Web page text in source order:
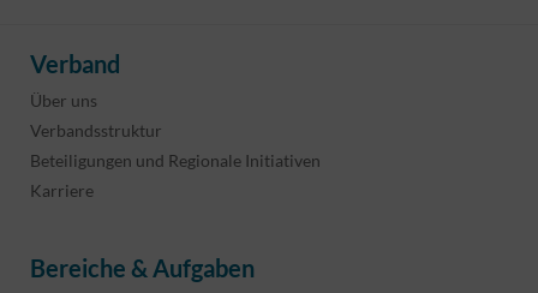
Verband
Über uns
Verbandsstruktur
Beteiligungen und Regionale Initiativen
Karriere
Bereiche & Aufgaben